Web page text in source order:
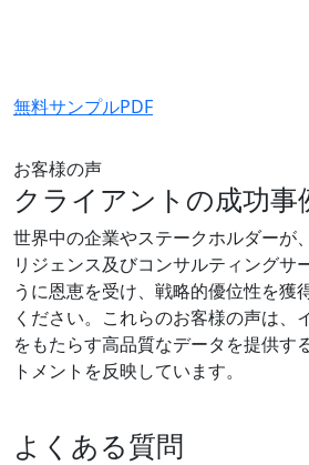
無料サンプルPDF
お客様の声
クライアントの成功事
世界中の企業やステークホルダーが
リジェンス及びコンサルティングサ
うに恩恵を受け、戦略的優位性を獲
ください。これらのお客様の声は、
をもたらす高品質なデータを提供す
トメントを反映しています。
よくある質問